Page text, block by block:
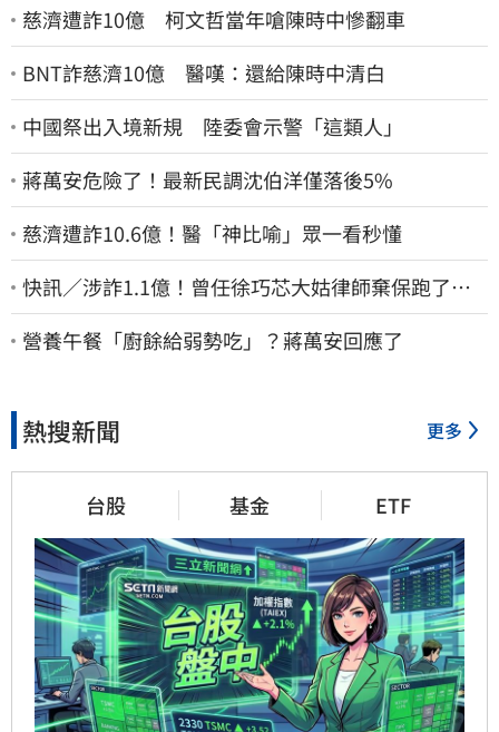
慈濟遭詐10億 柯文哲當年嗆陳時中慘翻車
BNT詐慈濟10億 醫嘆：還給陳時中清白
中國祭出入境新規 陸委會示警「這類人」
蔣萬安危險了！最新民調沈伯洋僅落後5%
慈濟遭詐10.6億！醫「神比喻」眾一看秒懂
快訊／涉詐1.1億！曾任徐巧芯大姑律師棄保跑了…
媽也離境 桃檢發通緝
營養午餐「廚餘給弱勢吃」？蔣萬安回應了
熱搜新聞 更多
台股 基金 ETF